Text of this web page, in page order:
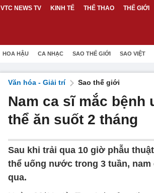
VTC NEWS TV KINH TẾ THỂ THAO THẾ GIỚI
HOA HẬU CA NHẠC SAO THẾ GIỚI SAO VIỆT
Văn hóa - Giải trí Sao thế giới
Nam ca sĩ mắc bệnh
thể ăn suốt 2 tháng
Sau khi trải qua 10 giờ phẫu
thể uống nước trong 3 tuần,
qua.